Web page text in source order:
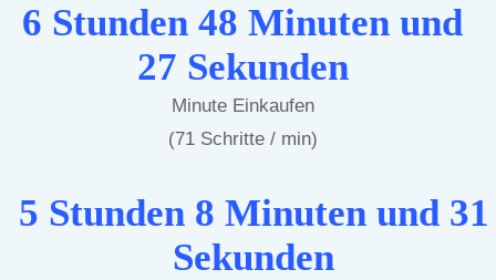
6 Stunden 48 Minuten und
27 Sekunden
Minute Einkaufen
(71 Schritte / min)
5 Stunden 8 Minuten und 31
Sekunden